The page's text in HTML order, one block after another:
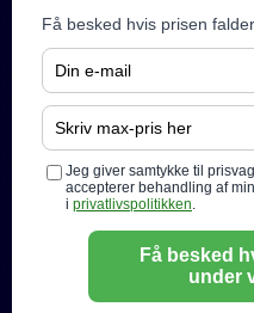
Få besked hvis prisen
Jeg giver samtykke til
accepterer behandling af
i privatlivspolitikken.
Få besked
under